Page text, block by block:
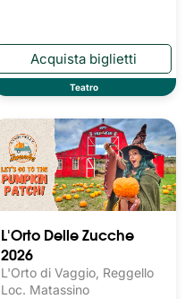
Teatro
L'Orto Delle Zucche
2026
L'Orto di Vaggio, Reggello
Loc. Matassino